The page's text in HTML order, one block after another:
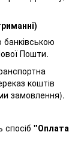
Пошти.
коштів
замовлення).
"Оплата